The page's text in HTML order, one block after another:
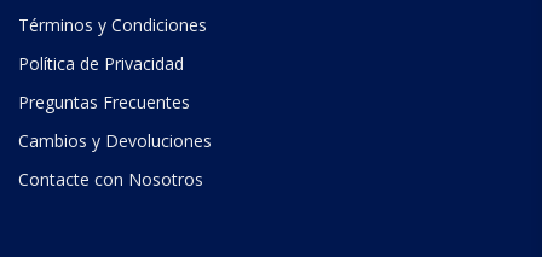
Términos y Condiciones
Política de Privacidad
Preguntas Frecuentes
Cambios y Devoluciones
Contacte con Nosotros